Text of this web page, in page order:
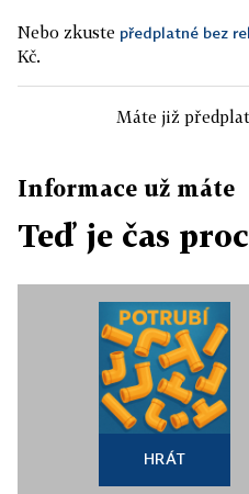
Nebo zkuste předplatné bez
Kč.
Máte již
Informace už máte
Teď je čas
HRÁT